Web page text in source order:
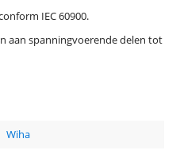
IEC 60900.
aan spanningvoerende delen tot
Wiha